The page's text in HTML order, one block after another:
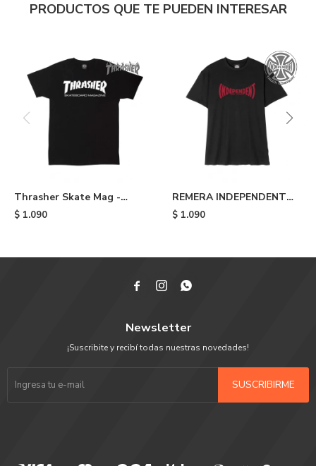
PRODUCTOS QUE TE PUEDEN INTERESAR
Thrasher Skate Mag -
Black
$ 1.090
REMERA INDEPENDENT
SPAN LOGO - Black
$ 1.090
  
Newsletter
¡Suscribite y recibí todas nuestras novedades!
SUSCRIBIRME